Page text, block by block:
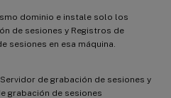
dominio e instale solo los
de sesiones y Registros de
sesiones en esa máquina.